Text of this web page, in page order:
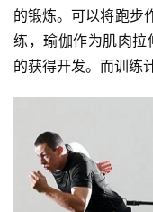
训
练
视
用
户
的锻炼。可以将跑步
练，瑜伽作为肌肉拉
的获得开发。而训练